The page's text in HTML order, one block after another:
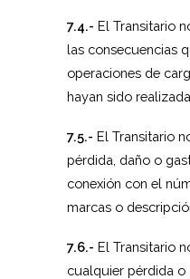
7.4.- El Transitario
las consecuencias
operaciones de
hayan sido
7.5.- El Transitario
pérdida, daño o
conexión con el
marcas o
7.6.- El Transitario
cualquier pérdida o